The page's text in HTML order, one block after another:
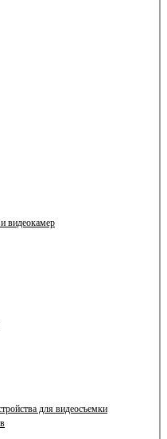
видеокамер
для видеосъемки